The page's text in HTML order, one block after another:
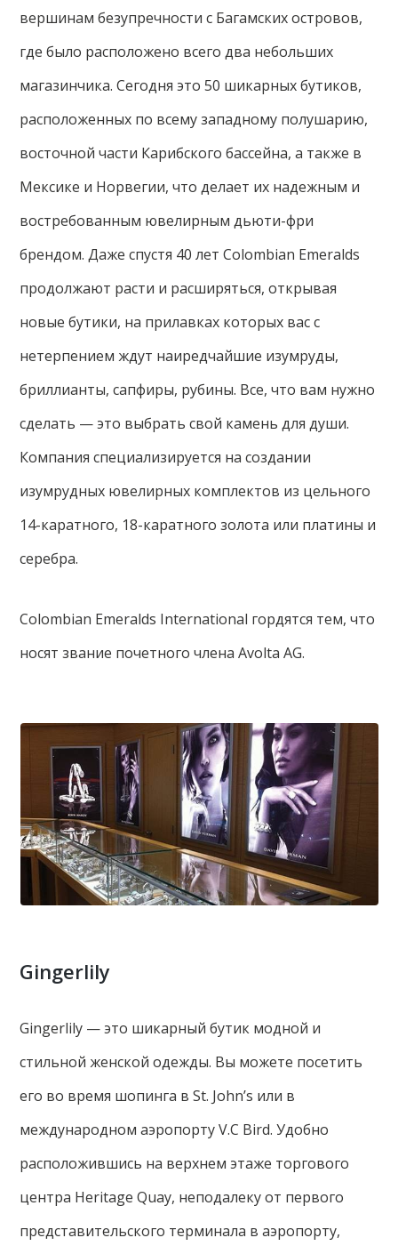
вершинам безупречности с Багамских островов,
где было расположено всего два небольших
магазинчика. Сегодня это 50 шикарных бутиков,
расположенных по всему западному полушарию,
восточной части Карибского бассейна, а также в
Мексике и Норвегии, что делает их надежным и
востребованным ювелирным дьюти-фри
брендом. Даже спустя 40 лет Colombian Emeralds
продолжают расти и расширяться, открывая
новые бутики, на прилавках которых вас с
нетерпением ждут наиредчайшие изумруды,
бриллианты, сапфиры, рубины. Все, что вам нужно
сделать — это выбрать свой камень для души.
Компания специализируется на создании
изумрудных ювелирных комплектов из цельного
14-каратного, 18-каратного золота или платины и
серебра.
Colombian Emeralds International гордятся тем, что
носят звание почетного члена Avolta AG.
Gingerlily
Gingerlily — это шикарный бутик модной и
стильной женской одежды. Вы можете посетить
его во время шопинга в St. John’s или в
международном аэропорту V.C Bird. Удобно
расположившись на верхнем этаже торгового
центра Heritage Quay, неподалеку от первого
представительского терминала в аэропорту,